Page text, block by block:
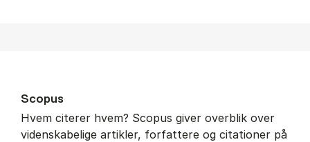
Sco­pus
Hvem citerer hvem? Scopus giver overblik over
videnskabelige artikler, forfattere og citationer på